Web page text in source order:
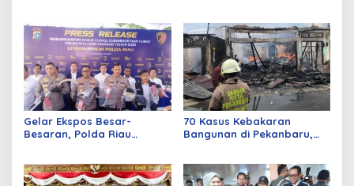
Gelar Ekspos Besar-
Besaran, Polda Riau
Curanmor
70 Kasus Kebakaran
Bangunan di Pekanbaru,